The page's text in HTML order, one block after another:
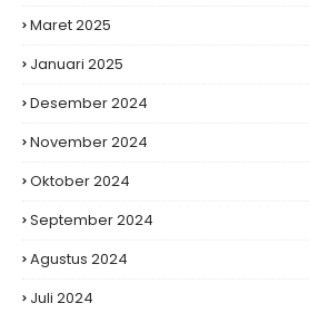
Maret 2025
Januari 2025
Desember 2024
November 2024
Oktober 2024
September 2024
Agustus 2024
Juli 2024